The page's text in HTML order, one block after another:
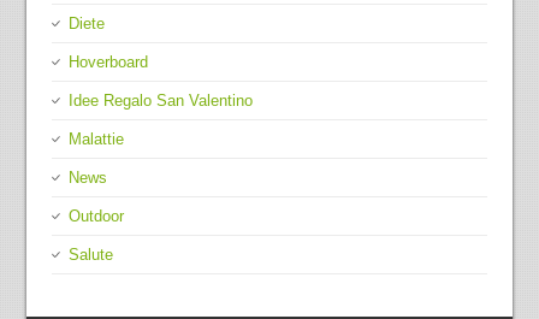
Diete
Hoverboard
Idee Regalo San Valentino
Malattie
News
Outdoor
Salute